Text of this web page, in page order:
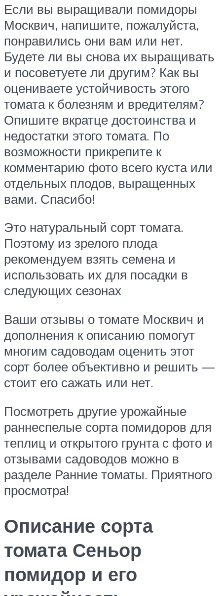
Если вы выращивали помидоры
Москвич, напишите, пожалуйста,
понравились они вам или нет.
Будете ли вы снова их выращивать
и посоветуете ли другим? Как вы
оцениваете устойчивость этого
томата к болезням и вредителям?
Опишите вкратце достоинства и
недостатки этого томата. По
возможности прикрепите к
комментарию фото всего куста или
отдельных плодов, выращенных
вами. Спасибо!
Это натуральный сорт томата.
Поэтому из зрелого плода
рекомендуем взять семена и
использовать их для посадки в
следующих сезонах
Ваши отзывы о томате Москвич и
дополнения к описанию помогут
многим садоводам оценить этот
сорт более объективно и решить —
стоит его сажать или нет.
Посмотреть другие урожайные
раннеспелые сорта помидоров для
теплиц и открытого грунта с фото и
отзывами садоводов можно в
разделе Ранние томаты. Приятного
просмотра!
Описание сорта
томата Сеньор
помидор и его